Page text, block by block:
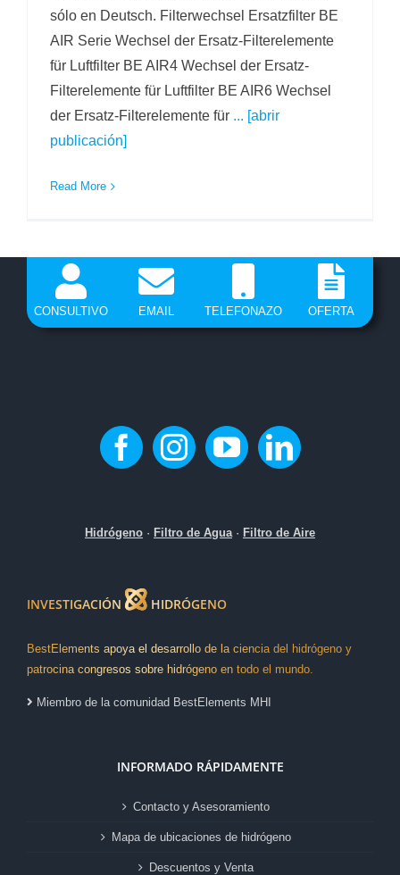
sólo en Deutsch. Filterwechsel Ersatzfilter BE
AIR Serie Wechsel der Ersatz-Filterelemente
für Luftfilter BE AIR4 Wechsel der Ersatz-
Filterelemente für Luftfilter BE AIR6 Wechsel
der Ersatz-Filterelemente für ... [abrir
publicación]
Read More
CONSULTIVO EMAIL TELEFONAZO OFERTA
Hidrógeno · Filtro de Agua· Filtro de Aire
INVESTIGACIÓN HIDRÓGENO
BestElements apoya el desarrollo de la ciencia del hidrógeno y
patrocina congresos sobre hidrógeno en todo el mundo.
Miembro de la comunidad BestElements MHI
INFORMADO RÁPIDAMENTE
Contacto y Asesoramiento
Mapa de ubicaciones de hidrógeno
Descuentos y Venta